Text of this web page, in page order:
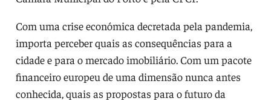
Com uma crise económica decretada pela pandemia,
importa perceber quais as consequências para a
cidade e para o mercado imobiliário. Com um pacote
financeiro europeu de uma dimensão nunca antes
conhecida, quais as propostas para o futuro da